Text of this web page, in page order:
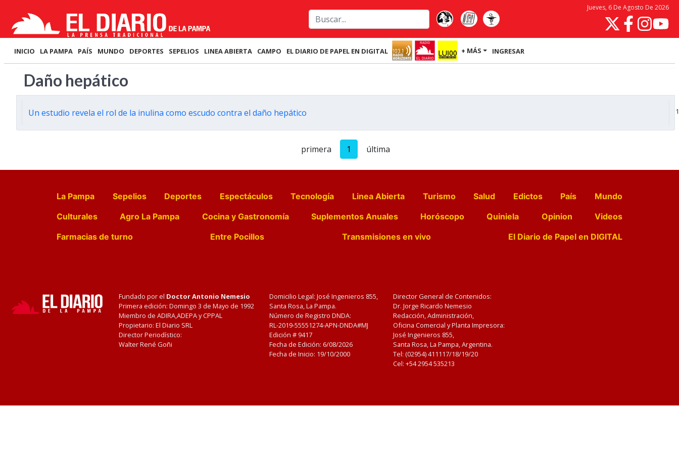
Jueves, 6 De Agosto De 2026
INICIO LA PAMPA PAÍS MUNDO DEPORTES SEPELIOS LINEA ABIERTA CAMPO EL DIARIO DE PAPEL EN DIGITAL + MÁS INGRESAR
Daño hepático
Un estudio revela el rol de la inulina como escudo contra el daño hepático
primera 1 última
La Pampa Sepelios Deportes Espectáculos Tecnología Linea Abierta Turismo Salud Edictos País
Mundo
Culturales
Agro La Pampa Cocina y Gastronomía Suplementos Anuales Horóscopo Quiniela Opinion
Videos
Farmacias de turno
Entre Pocillos Transmisiones en vivo El Diario de Papel en DIGITAL
Fundado por el Doctor Antonio Nemesio
Primera edición: Domingo 3 de Mayo de 1992
Miembro de ADIRA,ADEPA y CPPAL
Propietario: El Diario SRL
Director Periodístico:
Walter René Goñi
Domicilio Legal: José Ingenieros 855,
Santa Rosa, La Pampa.
Número de Registro DNDA:
RL-2019-55551274-APN-DNDA#MJ
Edición # 9417
Fecha de Edición: 6/08/2026
Fecha de Inicio: 19/10/2000
Director General de Contenidos:
Dr. Jorge Ricardo Nemesio
Redacción, Administración,
Oficina Comercial y Planta Impresora:
José Ingenieros 855,
Santa Rosa, La Pampa, Argentina.
Tel: (02954) 411117/18/19/20
Cel: +54 2954 535213